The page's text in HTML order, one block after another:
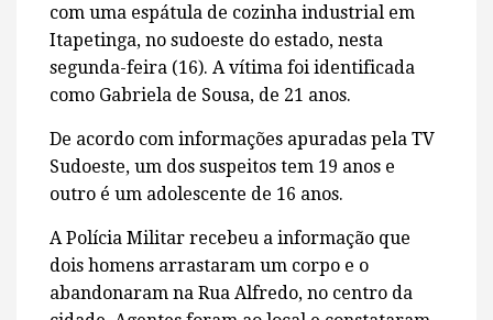
com uma espátula de cozinha industrial em
Itapetinga, no sudoeste do estado, nesta
segunda-feira (16). A vítima foi identificada
como Gabriela de Sousa, de 21 anos.
De acordo com informações apuradas pela TV
Sudoeste, um dos suspeitos tem 19 anos e
outro é um adolescente de 16 anos.
A Polícia Militar recebeu a informação que
dois homens arrastaram um corpo e o
abandonaram na Rua Alfredo, no centro da